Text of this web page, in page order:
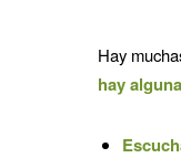
Hay
hay